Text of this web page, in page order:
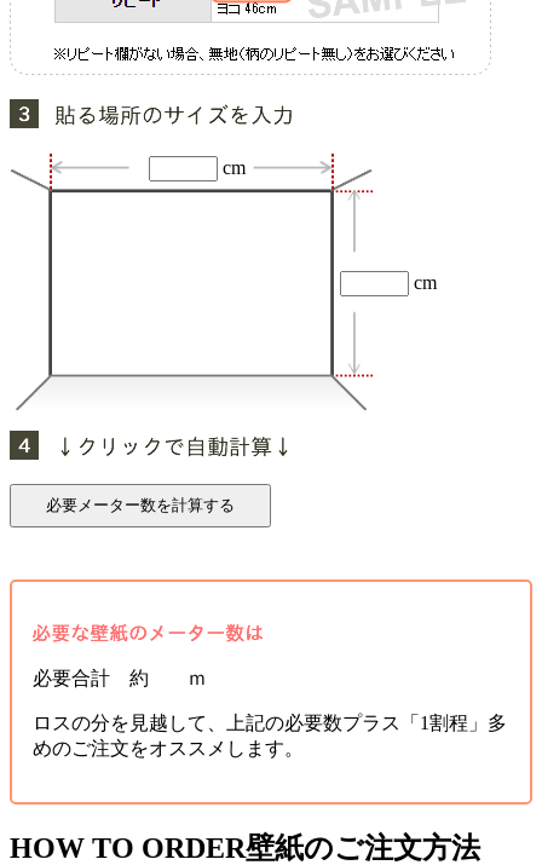
cm
cm
必要合計 約 ｍ
ロスの分を見越して、上記の必要数プラス「1割程」多
めのご注文をオススメします。
HOW TO ORDER壁紙のご注文方法